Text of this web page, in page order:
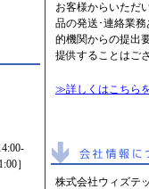
］
お客様からいただ
品の発送･連絡業
的機関からの提出
提供することはご
≫詳しくはこちら
株式会社ウィズテ